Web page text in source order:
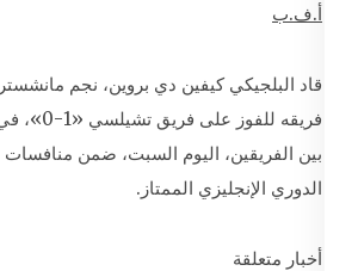
أ.ف.ب
قاد البلجيكي كيفين دي بروين، نجم
فريقه
بين الفريقين، اليوم السبت، ضمن منافسات
الدوري الإنجليزي الممتاز.
أخبار متعلقة